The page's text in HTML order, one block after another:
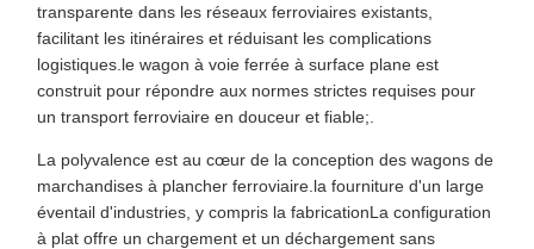
transparente dans les réseaux ferroviaires existants,
facilitant les itinéraires et réduisant les complications
logistiques.le wagon à voie ferrée à surface plane est
construit pour répondre aux normes strictes requises pour
un transport ferroviaire en douceur et fiable;.
La polyvalence est au cœur de la conception des wagons de
marchandises à plancher ferroviaire.la fourniture d'un large
éventail d'industries, y compris la fabricationLa configuration
à plat offre un chargement et un déchargement sans